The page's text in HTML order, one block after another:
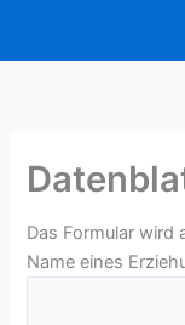
Das Formular wird
Name eines